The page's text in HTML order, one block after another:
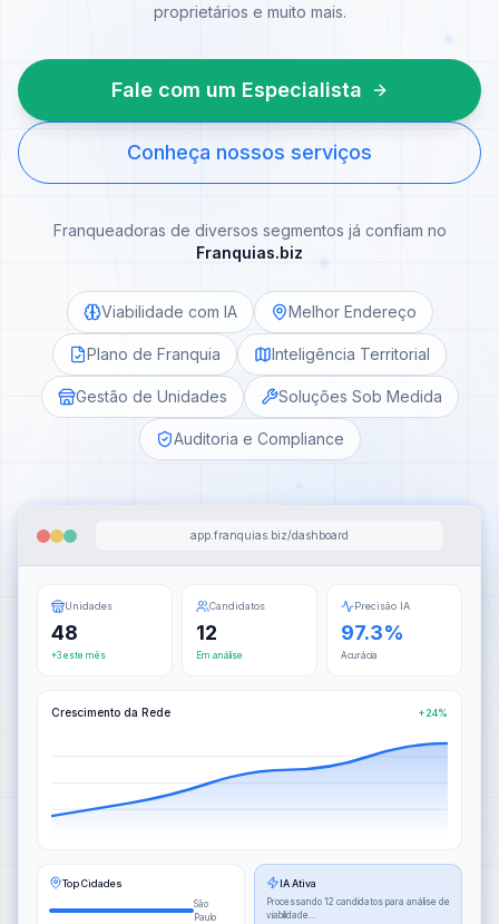
proprietários e muito mais.
Fale com um Especialista
Conheça nossos serviços
Franqueadoras de diversos segmentos já confiam no
Franquias.biz
Viabilidade com IA Melhor Endereço
Plano de Franquia Inteligência Territorial
Gestão de Unidades Soluções Sob Medida
Auditoria e Compliance
app.franquias.biz/dashboard
Unidades
48
+3 este mês
Candidatos
12
Em análise
Precisão IA
97.3%
Acurácia
Crescimento da Rede +24%
Top Cidades
São
Paulo
IA Ativa
Processando 12 candidatos para análise de
viabilidade...